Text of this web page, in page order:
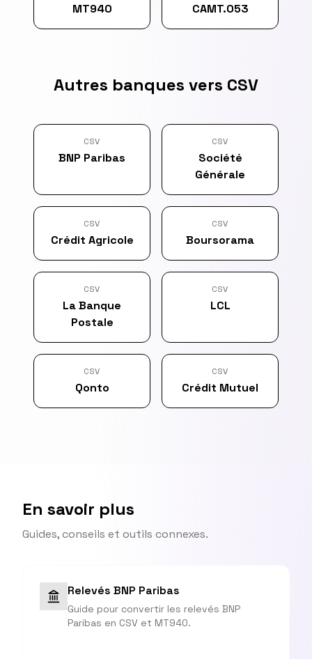
MT940
CAMT.053
Autres banques vers CSV
CSV
BNP Paribas
CSV
Société
Générale
CSV
Crédit Agricole
CSV
Boursorama
CSV
La Banque
Postale
CSV
LCL
CSV
Qonto
CSV
Crédit Mutuel
En savoir plus
Guides, conseils et outils connexes.
Relevés BNP Paribas
Guide pour convertir les relevés BNP
Paribas en CSV et MT940.